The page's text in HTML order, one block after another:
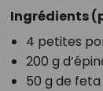
Ingrédients
4 petites
200 g
50 g de